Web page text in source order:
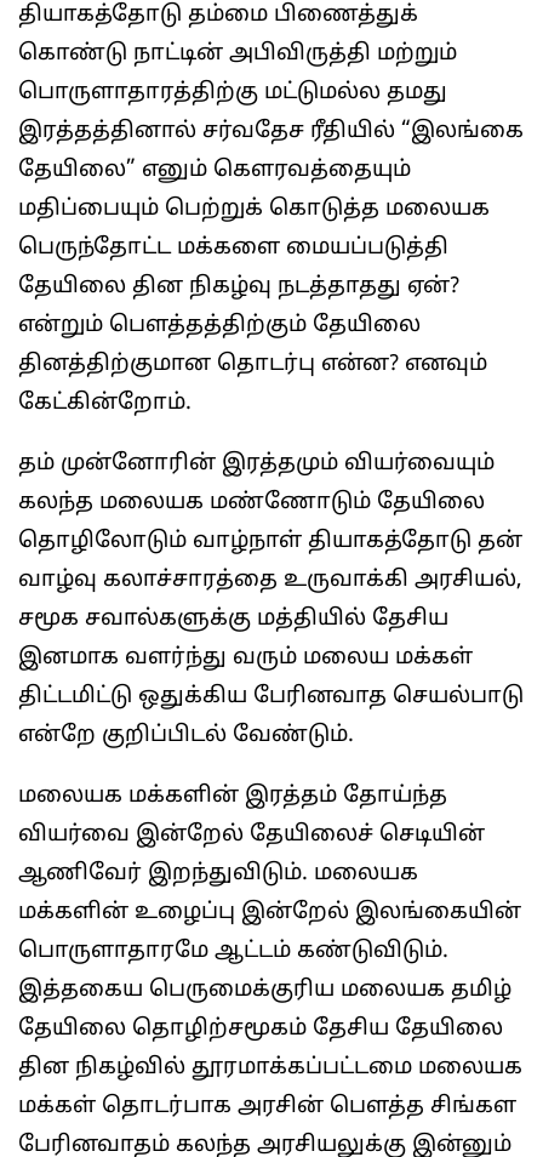
தியாகத்தோடு தம்மை பிணைத்துக்
கொண்டு நாட்டின் அபிவிருத்தி மற்றும்
பொருளாதாரத்திற்கு மட்டுமல்ல தமது
இரத்தத்தினால் சர்வதேச ரீதியில் “இலங்கை
தேயிலை” எனும் கௌரவத்தையும்
மதிப்பையும் பெற்றுக் கொடுத்த மலையக
பெருந்தோட்ட மக்களை மையப்படுத்தி
தேயிலை தின நிகழ்வு நடத்தாதது ஏன்?
என்றும் பௌத்தத்திற்கும் தேயிலை
தினத்திற்குமான தொடர்பு என்ன? எனவும்
கேட்கின்றோம்.
தம் முன்னோரின் இரத்தமும் வியர்வையும்
கலந்த மலையக மண்ணோடும் தேயிலை
தொழிலோடும் வாழ்நாள் தியாகத்தோடு தன்
வாழ்வு கலாச்சாரத்தை உருவாக்கி அரசியல்,
சமூக சவால்களுக்கு மத்தியில் தேசிய
இனமாக வளர்ந்து வரும் மலைய மக்கள்
திட்டமிட்டு ஒதுக்கிய பேரினவாத செயல்பாடு
என்றே குறிப்பிடல் வேண்டும்.
மலையக மக்களின் இரத்தம் தோய்ந்த
வியர்வை இன்றேல் தேயிலைச் செடியின்
ஆணிவேர் இறந்துவிடும். மலையக
மக்களின் உழைப்பு இன்றேல் இலங்கையின்
பொருளாதாரமே ஆட்டம் கண்டுவிடும்.
இத்தகைய பெருமைக்குரிய மலையக தமிழ்
தேயிலை தொழிற்சமூகம் தேசிய தேயிலை
தின நிகழ்வில் தூரமாக்கப்பட்டமை மலையக
மக்கள் தொடர்பாக அரசின் பௌத்த சிங்கள
பேரினவாதம் கலந்த அரசியலுக்கு இன்னும்